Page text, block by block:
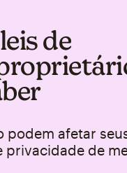
de
podem afetar
privacidade de